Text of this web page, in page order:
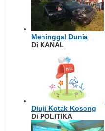
Meninggal Dunia
Di KANAL
Diuji Kotak Kosong
Di POLITIKA